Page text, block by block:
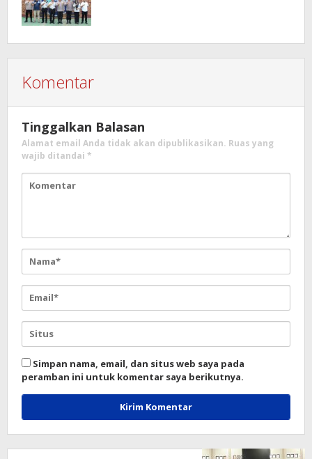
Komentar
Tinggalkan Balasan
Alamat email Anda tidak akan dipublikasikan. Ruas yang
wajib ditandai *
Simpan nama, email, dan situs web saya pada
peramban ini untuk komentar saya berikutnya.